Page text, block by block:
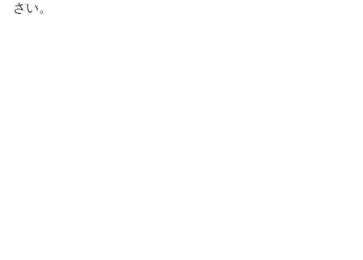
さい。